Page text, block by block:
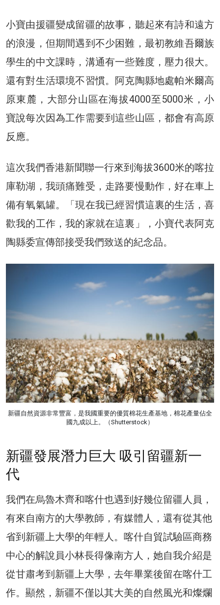
小寶由援疆變成留疆的故事，聽起來有詩和遠方
的浪漫，但期間遇到不少困難，最初教維吾爾族
學生的中文課時，溝通有一些難度，壓力很大。
還有對生活環境不習慣。阿克陶縣地處帕米爾高
原東麓，大部分山區在海拔4000至5000米，小
寶說每次因為工作需要到這些山區，都會有高原
反應。
這次我們香港新聞聯一行來到海拔3600米的喀拉
庫勒湖，我頭痛難受，走路要慢動作，好在車上
備有氧氣罐。「現在我已經習慣這裏的生活，喜
歡我的工作，我的家就在這裏」，小寶代表阿克
陶縣委宣傳部接受我們致送的紀念品。
新疆自然資源非常豐富，是我國重要的優質棉花生產基地，棉花產量佔全
國九成以上。（Shutterstock）
新疆發展潛力巨大 吸引留疆新一
代
我們在烏魯木齊和喀什也遇到好幾位留疆人員，
有來自南方的大學教師，有媒體人，還有從其他
省到新疆上大學的年輕人。喀什自貿試驗區商務
中心的解說員小林長得像南方人，她自我介紹是
從甘肅考到新疆上大學，去年畢業後留在喀什工
作。顯然，新疆不僅以其大美的自然風光和燦爛